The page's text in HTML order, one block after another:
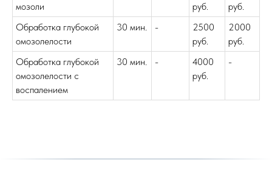
мозоли
руб.
руб.
Обработка глубокой
омозолелости
30 мин. -
2500
руб.
2000
руб.
Обработка глубокой
омозолелости с
воспалением
30 мин. -
4000
руб.
-